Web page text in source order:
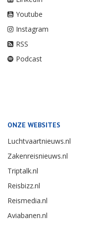
Youtube
Instagram
RSS
Podcast
ONZE WEBSITES
Luchtvaartnieuws.nl
Zakenreisnieuws.nl
Triptalk.nl
Reisbizz.nl
Reismedia.nl
Aviabanen.nl